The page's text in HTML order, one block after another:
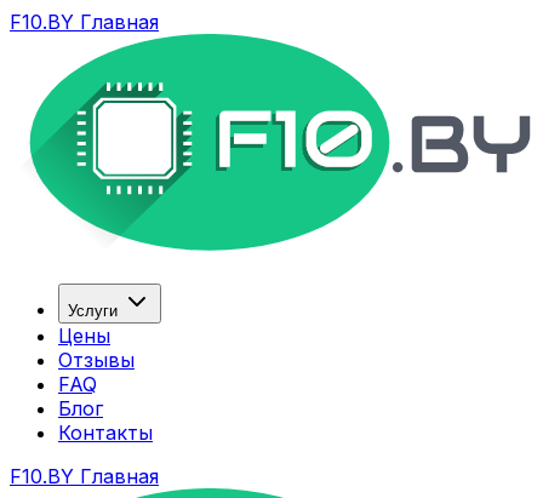
F10.BY Главная
Услуги
Цены
Отзывы
FAQ
Блог
Контакты
F10.BY Главная